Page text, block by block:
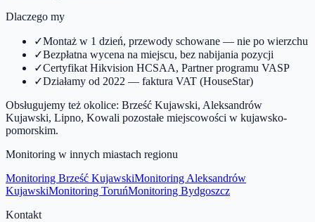
Dlaczego my
✓Montaż w 1 dzień, przewody schowane — nie po wierzchu
✓Bezpłatna wycena na miejscu, bez nabijania pozycji
✓Certyfikat Hikvision HCSAA, Partner programu VASP
✓Działamy od 2022 — faktura VAT (HouseStar)
Obsługujemy też okolice: Brześć Kujawski, Aleksandrów
Kujawski, Lipno, Kowali pozostałe miejscowości w kujawsko-
pomorskim.
Monitoring w innych miastach regionu
Monitoring Brześć KujawskiMonitoring Aleksandrów
KujawskiMonitoring ToruńMonitoring Bydgoszcz
Kontakt